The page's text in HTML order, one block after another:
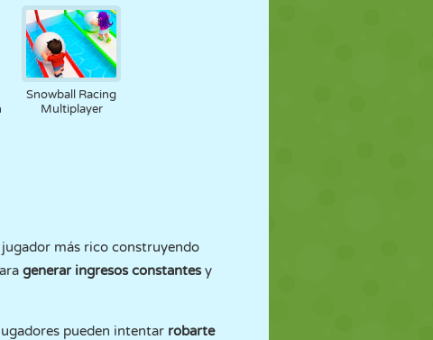
Snowball Racing
Multiplayer
más rico construyendo
generar ingresos constantesy
pueden intentar robarte